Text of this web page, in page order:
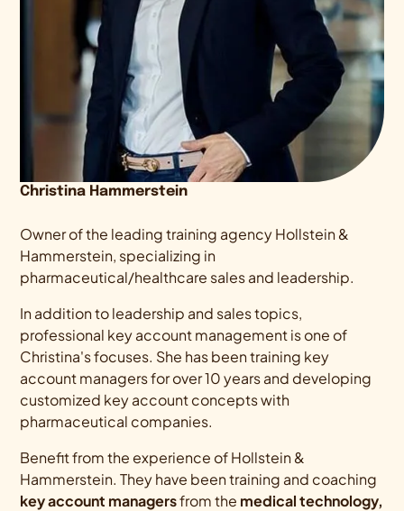
Christina Hammerstein
Owner of the leading training agency Hollstein &
Hammerstein, specializing in
pharmaceutical/healthcare sales and leadership.
In addition to leadership and sales topics,
professional key account management is one of
Christina's focuses. She has been training key
account managers for over 10 years and developing
customized key account concepts with
pharmaceutical companies.
Benefit from the experience of Hollstein &
Hammerstein. They have been training and coaching
key account managersfrom the medical technology,